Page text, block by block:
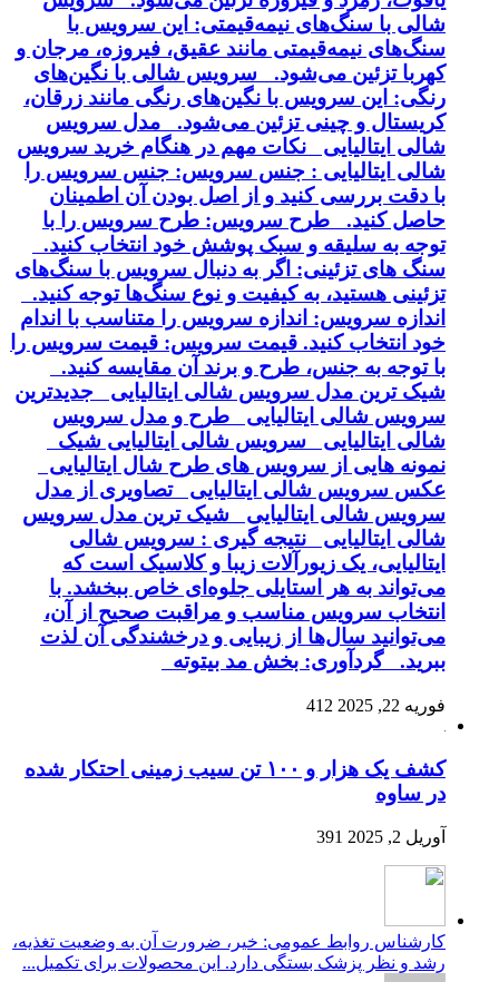
شالی با سنگ‌های نیمه‌قیمتی: این سرویس با
سنگ‌های نیمه‌قیمتی مانند عقیق، فیروزه، مرجان و
کهربا تزئین می‌شود. سرویس شالی با نگین‌های
رنگی: این سرویس با نگین‌های رنگی مانند زرقان،
کریستال و چینی تزئین می‌شود. مدل سرویس
شالی ایتالیایی نکات مهم در هنگام خرید سرویس
شالی ایتالیایی : جنس سرویس: جنس سرویس را
با دقت بررسی کنید و از اصل بودن آن اطمینان
حاصل کنید. طرح سرویس: طرح سرویس را با
توجه به سلیقه و سبک پوشش خود انتخاب کنید.
سنگ های تزئینی: اگر به دنبال سرویس با سنگ‌های
تزئینی هستید، به کیفیت و نوع سنگ‌ها توجه کنید.
اندازه سرویس: اندازه سرویس را متناسب با اندام
خود انتخاب کنید. قیمت سرویس: قیمت سرویس را
با توجه به جنس، طرح و برند آن مقایسه کنید.
شیک ترین مدل سرویس شالی ایتالیایی جدیدترین
سرویس شالی ایتالیایی طرح و مدل سرویس
شالی ایتالیایی سرویس شالی ایتالیایی شیک
نمونه هایی از سرویس های طرح شال ایتالیایی
عکس سرویس شالی ایتالیایی تصاویری از مدل
سرویس شالی ایتالیایی شیک ترین مدل سرویس
شالی ایتالیایی نتیجه گیری : سرویس شالی
ایتالیایی، یک زیورآلات زیبا و کلاسیک است که
می‌تواند به هر استایلی جلوه‌ای خاص ببخشد. با
انتخاب سرویس مناسب و مراقبت صحیح از آن،
می‌توانید سال‌ها از زیبایی و درخشندگی آن لذت
ببرید. گردآوری: بخش مد بیتوته
فوریه 22, 2025 412
کشف یک هزار و ۱۰۰ تن سیب زمینی احتکار شده
در ساوه
آوریل 2, 2025 391
کارشناس روابط عمومی: خیر، ضرورت آن به وضعیت تغذیه،
رشد و نظر پزشک بستگی دارد. این محصولات برای تکمیل...